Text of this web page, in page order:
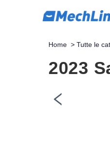
Home > Tutte le
2023